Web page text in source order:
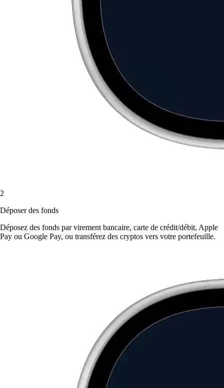
2
Déposer des fonds
Déposez des fonds par virement bancaire, carte de crédit/débit, Apple
Pay ou Google Pay, ou transférez des cryptos vers votre portefeuille.